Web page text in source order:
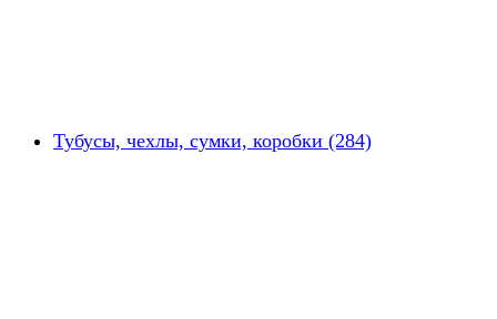
Тубусы, чехлы, сумки, коробки (284)